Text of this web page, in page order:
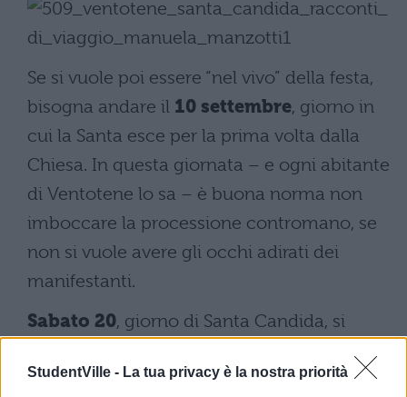
StudentVille - La tua privacy è la nostra priorità
Se si vuole poi essere “nel vivo” della festa,
bisogna andare il 10 settembre, giorno in
cui la Santa esce per la prima volta dalla
Chiesa. In questa giornata – e ogni abitante
di Ventotene lo sa – è buona norma non
imboccare la processione contromano, se
non si vuole avere gli occhi adirati dei
manifestanti.
Sabato 20, giorno di Santa Candida, si
paese che dalle 7 del mattino – orario in